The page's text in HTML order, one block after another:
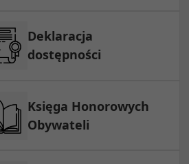
Deklaracja
dostępności
Księga Honorowych
Obywateli